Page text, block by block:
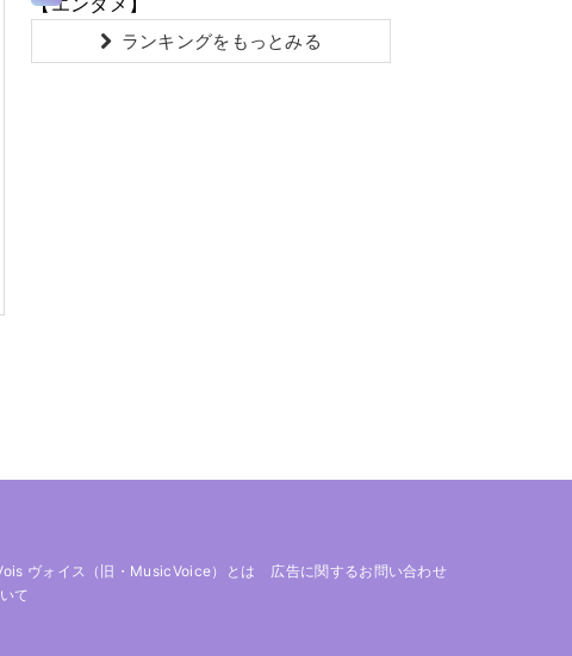
ランキングをもっとみる
ヴォイス（旧・MusicVoice）とは
広告に関するお問い合わせ
て